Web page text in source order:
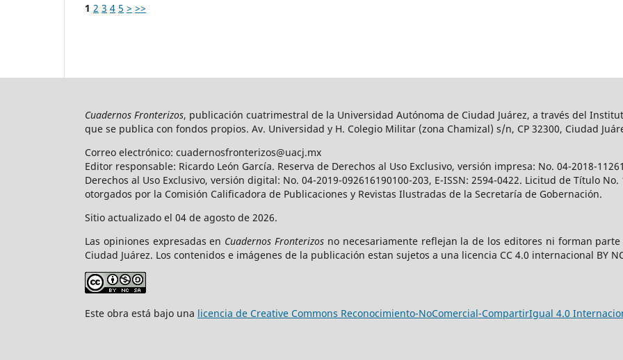
1 2 3 4 5 > >>
Cuadernos Fronterizos, publicación cuatrimestral de la Universidad Autónoma de Ciudad Juárez, a través del
que se publica con fondos propios. Av. Universidad y H. Colegio Militar (zona Chamizal) s/n, CP 32300, Ciudad
Correo electrónico: cuadernosfronterizos@uacj.mx
Editor responsable: Ricardo León García. Reserva de Derechos al Uso Exclusivo, versión impresa: No. 04-2018-
Derechos al Uso Exclusivo, versión digital: No. 04-2019-092616190100-203, E-ISSN: 2594-0422. Licitud de Título
otorgados por la Comisión Calificadora de Publicaciones y Revistas Ilustradas de la Secretaría de Gobernación.
Sitio actualizado el 04 de agosto de 2026.
Las opiniones expresadas en Cuadernos Fronterizos no necesariamente reflejan la de los editores ni forman
Ciudad Juárez. Los contenidos e imágenes de la publicación estan sujetos a una licencia CC 4.0 internacional BY
Este obra está bajo una licencia de Creative Commons Reconocimiento-NoComercial-CompartirIgual 4.0